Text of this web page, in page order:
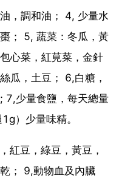
，調和油； 4, 少量水
； 5, 蔬菜：冬瓜，黃
心菜，紅莧菜，金針
瓜，土豆； 6,白糖，
7,少量食鹽，每天總量
）少量味精。
紅豆，綠豆，黃豆，
； 9,動物血及內臟